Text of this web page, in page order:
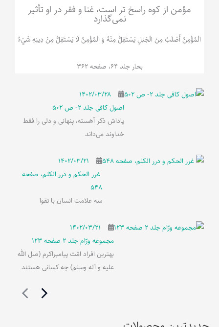
مؤمن از کوه راسخ تر است، غنا و فقر در او تأثیر
نمی‌گذارد
الْمُؤْمِنُ‌ أَصْلَبُ‌ مِنَ‌ الْجَبَلِ‌ یَسْتَقِلُّ مِنْهُ وَ الْمُؤْمِنُ لَا يَسْتَقِلُّ مِنْ دِينِهِ شَيْ‌ءٌ
بحار جلد 64، صفحه 362
۱۴۰۲/۰۳/۲۸
اصول کافی جلد 2- ص 502
پاداش ذکر آهسته، پنهانی و دلی را فقط
خداوند می‌داند
۱۴۰۲/۰۳/۲۱
غرر الحکم و درر الکلم، صفحه
548
سه علامت انسان با تقوا
۱۴۰۲/۰۳/۲۱
مجموعه ورّام جلد 2 صفحه 123
بهترین افراد امّت پیامبراکرم (صل الله
علیه و آله وسلم) چه کسانی هستند